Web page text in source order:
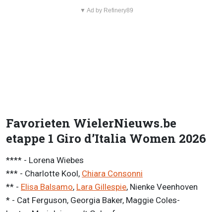
▼ Ad by Refinery89
Favorieten WielerNieuws.be
etappe 1 Giro d’Italia Women 2026
**** - Lorena Wiebes
*** - Charlotte Kool, Chiara Consonni
** - Elisa Balsamo, Lara Gillespie, Nienke Veenhoven
* - Cat Ferguson, Georgia Baker, Maggie Coles-